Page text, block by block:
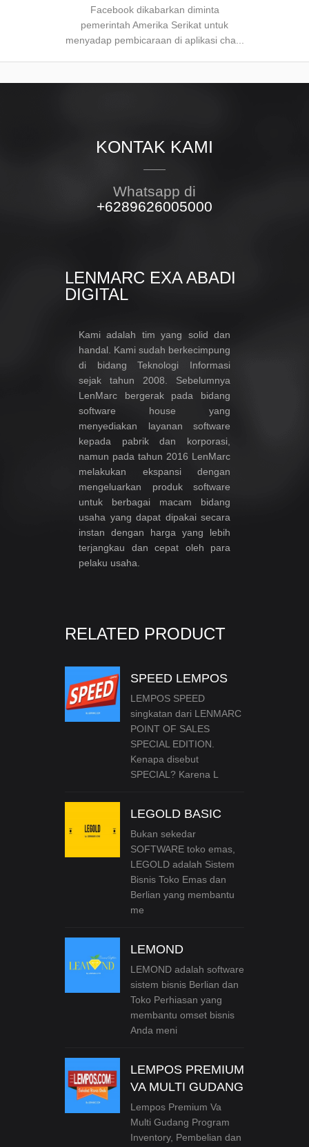
Facebook dikabarkan diminta
pemerintah Amerika Serikat untuk
menyadap pembicaraan di aplikasi cha...
KONTAK KAMI
Whatsapp di
+6289626005000
LENMARC EXA ABADI
DIGITAL
Kami adalah tim yang solid dan
handal. Kami sudah berkecimpung
di bidang Teknologi Informasi
sejak tahun 2008. Sebelumnya
LenMarc bergerak pada bidang
software house yang
menyediakan layanan software
kepada pabrik dan korporasi,
namun pada tahun 2016 LenMarc
melakukan ekspansi dengan
mengeluarkan produk software
untuk berbagai macam bidang
usaha yang dapat dipakai secara
instan dengan harga yang lebih
terjangkau dan cepat oleh para
pelaku usaha.
RELATED PRODUCT
SPEED LEMPOS
LEMPOS SPEED
singkatan dari LENMARC
POINT OF SALES
SPECIAL EDITION.
Kenapa disebut
SPECIAL? Karena L
LEGOLD BASIC
Bukan sekedar
SOFTWARE toko emas,
LEGOLD adalah Sistem
Bisnis Toko Emas dan
Berlian yang membantu
me
LEMOND
LEMOND adalah software
sistem bisnis Berlian dan
Toko Perhiasan yang
membantu omset bisnis
Anda meni
LEMPOS PREMIUM
VA MULTI GUDANG
Lempos Premium Va
Multi Gudang Program
Inventory, Pembelian dan